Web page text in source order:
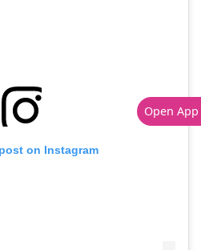
on Instagram
Open App